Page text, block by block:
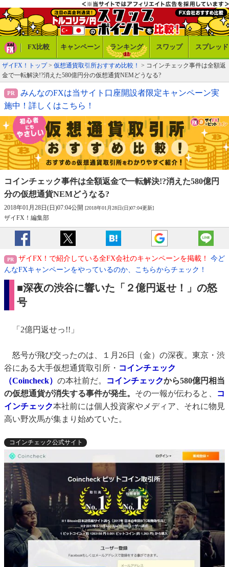
FX比較 キャンペーン ランキング スワップ スプレッド
ザイFX！トップ> 仮想通貨取引所おすすめ比較！ > コインチェック事件は全額返
金で一転解決!?消えた580億円分の仮想通貨NEMどうなる?
みんなのFXは当サイト口座開設者限定キャンペーン実
施中！詳しくはこちら！
コインチェック事件は全額返金で一転解決!?消えた580億円
分の仮想通貨NEMどうなる?
2018年01月28日(日)07:04公開 [2018年01月28日(日)07:04更新]
ザイFX！編集部
ザイFX！で紹介している全FX会社のキャンペーンを掲載！
今ど
んなFXキャンペーンをやっているのか、こちらからチェック！
■深夜の渋谷に響いた「２億円返せ！」の怒
号
「2億円返せっ!!」
怒号が飛び交ったのは、１月26日（金）の深夜。東京・渋
谷にある大手仮想通貨取引所・ コインチェック
（Coincheck） の本社前だ。 コインチェックから580億円相当
の仮想通貨が消失する事件が発生。 その一報が伝わると、
コ
インチェック本社前には個人投資家やメディア、それに物見
高い野次馬が集まり始めていた。
コインチェック公式サイト